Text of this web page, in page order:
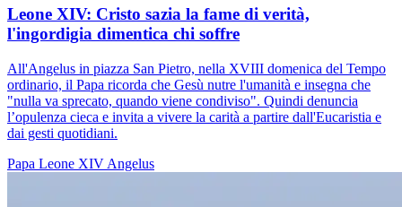
Leone XIV: Cristo sazia la fame di verità,
l'ingordigia dimentica chi soffre
All'Angelus in piazza San Pietro, nella XVIII domenica del Tempo
ordinario, il Papa ricorda che Gesù nutre l'umanità e insegna che
"nulla va sprecato, quando viene condiviso". Quindi denuncia
l’opulenza cieca e invita a vivere la carità a partire dall'Eucaristia e
dai gesti quotidiani.
Papa Leone XIV Angelus